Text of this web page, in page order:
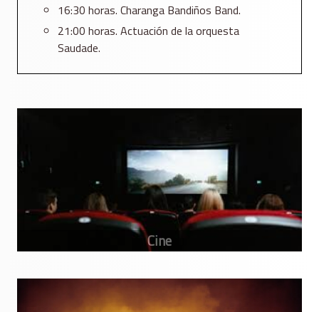
16:30 horas. Charanga Bandiños Band.
21:00 horas. Actuación de la orquesta
Saudade.